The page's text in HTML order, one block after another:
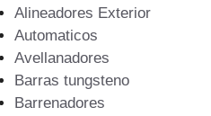
Alineadores Exterior
Automaticos
Avellanadores
Barras tungsteno
Barrenadores